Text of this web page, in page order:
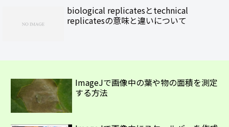
biological replicatesとtechnical
replicatesの意味と違いについて
ImageJで画像中の葉や物の面積を測定
する方法